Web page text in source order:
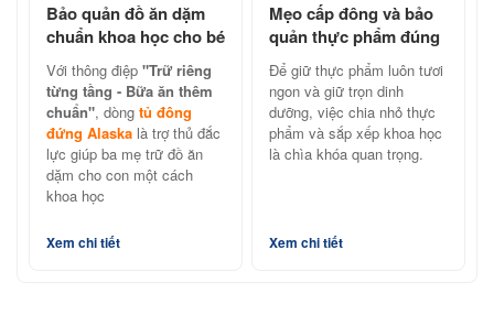
Bảo quản đồ ăn dặm
chuẩn khoa học cho bé
cùng tủ đông đứng
Alaska
Với thông điệp "Trữ riêng
từng tầng - Bữa ăn thêm
chuẩn", dòng tủ đông
đứng Alaska là trợ thủ đắc
lực giúp ba mẹ trữ đồ ăn
dặm cho con một cách
khoa học
Xem chi tiết
Mẹo cấp đông và bảo
quản thực phẩm đúng
cách với tủ đông đứng
Alaska
Để giữ thực phẩm luôn tươi
ngon và giữ trọn dinh
dưỡng, việc chia nhỏ thực
phẩm và sắp xếp khoa học
là chìa khóa quan trọng.
Xem chi tiết